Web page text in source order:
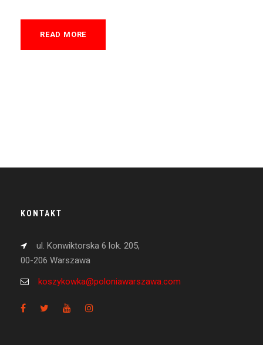
READ MORE
KONTAKT
ul. Konwiktorska 6 lok. 205,
00-206 Warszawa
koszykowka@poloniawarszawa.com